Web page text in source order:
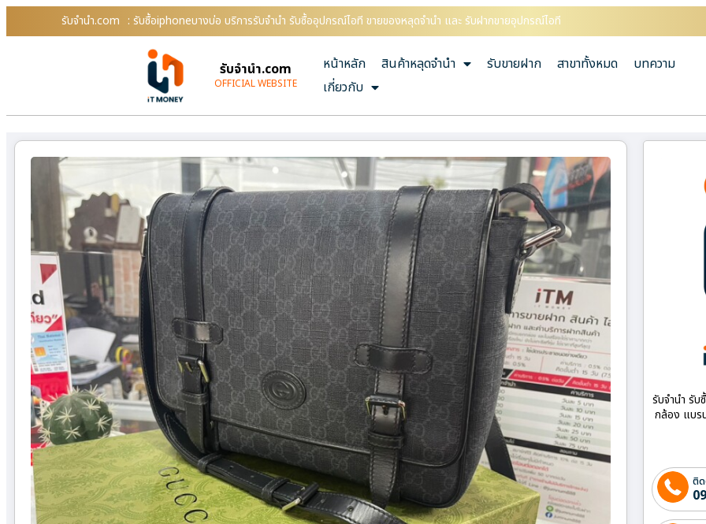
รับจํานํา.com : รับซื้อiphoneบางบ่อ บริการรับจำนำ รับซื้ออุปกรณ์ไอที ขายของหลุดจำนำ และ รับฝากขายอุปกรณ์ไอที
รับจํานํา.com
OFFICIAL WEBSITE
หน้าหลัก สินค้าหลุดจำนำ รับขายฝาก สาขาทั้งหมด
บทความ
เกี่ยวกับ
รับจำนำ รั
กล้อง แบร
ติ